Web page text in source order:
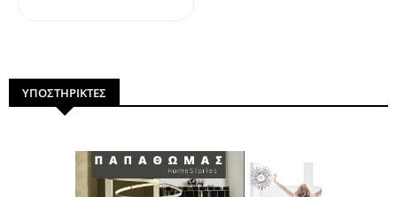
ΥΠΟΣΤΗΡΙΚΤΕΣ